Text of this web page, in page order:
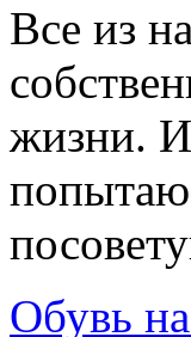
Все из
жизни. И
Обувь